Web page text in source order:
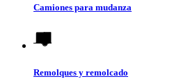
Camiones para mudanza
Remolques y remolcado